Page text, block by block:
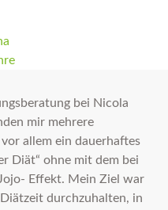
bei Nicola
mir mehrere
allem ein dauerhaftes
Diät“ ohne mit dem bei
Effekt. Mein Ziel war
durchzuhalten, in